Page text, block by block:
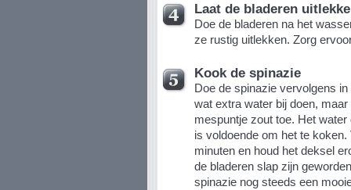
Laat de bladeren
Doe de bladeren na het
ze rustig uitlekken. Zorg
Kook de spinazie
Doe de spinazie vervolgens
wat extra water bij doen,
mespuntje zout toe. Het
is voldoende om het te
minuten en houd het deksel
de bladeren slap zijn
spinazie nog steeds een